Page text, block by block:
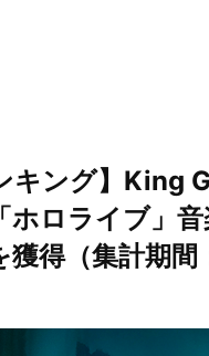
キング】King
ホロライブ」
得（集計期